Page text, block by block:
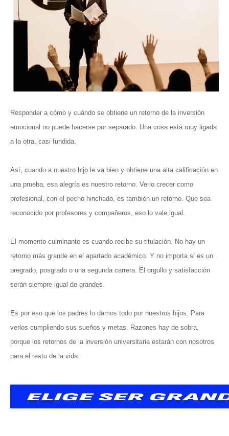
Responder a cómo y cuándo se obtiene un retorno de la inversión
emocional no puede hacerse por separado. Una cosa está muy ligada
a la otra, casi fundida.
Así, cuando a nuestro hijo le va bien y obtiene una alta calificación en
una prueba, esa alegría es nuestro retorno. Verlo crecer como
profesional, con el pecho hinchado, es también un retorno. Que sea
reconocido por profesores y compañeros, eso lo vale igual.
El momento culminante es cuando recibe su titulación. No hay un
retorno más grande en el apartado académico. Y no importa si es un
pregrado, posgrado o una segunda carrera. El orgullo y satisfacción
serán siempre igual de grandes.
Es por eso que los padres lo damos todo por nuestros hijos. Para
verlos cumpliendo sus sueños y metas. Razones hay de sobra,
porque los retornos de la inversión universitaria estarán con nosotros
para el resto de la vida.